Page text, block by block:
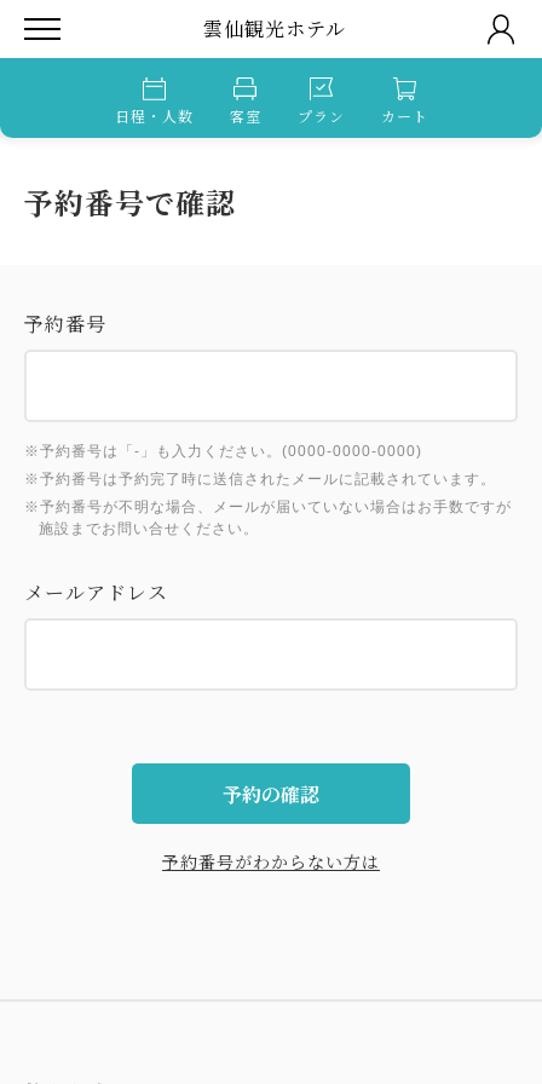
雲仙観光ホテル
日程・人数 客室 プラン カート
予約番号で確認
予約番号
※予約番号は「-」も入力ください。(0000-0000-0000)
※予約番号は予約完了時に送信されたメールに記載されています。
※予約番号が不明な場合、メールが届いていない場合はお手数ですが
施設までお問い合せください。
メールアドレス
予約の確認
予約番号がわからない方は